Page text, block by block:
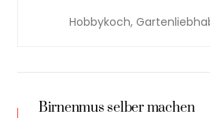
Hobbykoch,
Birnenmus selber machen